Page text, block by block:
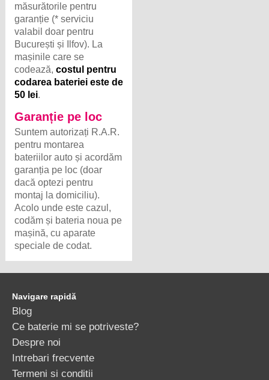
măsurătorile pentru
garanție (* serviciu
valabil doar pentru
București și Ilfov). La
mașinile care se
codează,costul pentru
codarea bateriei este de
50 lei.
Garanție pe loc
Suntem autorizați R.A.R.
pentru montarea
bateriilor auto și acordăm
garanția pe loc (doar
dacă optezi pentru
montaj la domiciliu).
Acolo unde este cazul,
codăm și bateria noua pe
mașină, cu aparate
speciale de codat.
Navigare rapidă
Blog
Ce baterie mi se potriveste?
Despre noi
Intrebari frecvente
Termeni si conditii